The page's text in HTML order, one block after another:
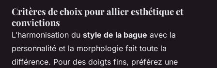
Critères de choix pour allier esthétique et
convictions
L’harmonisation du style de la bague avec la
personnalité et la morphologie fait toute la
différence. Pour des doigts fins, préférez une